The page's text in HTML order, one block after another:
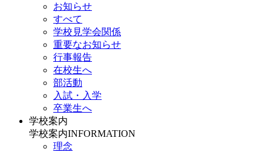
お知らせ
すべて
学校見学会関係
重要なお知らせ
行事報告
在校生へ
部活動
入試・入学
卒業生へ
学校案内
学校案内INFORMATION
理念